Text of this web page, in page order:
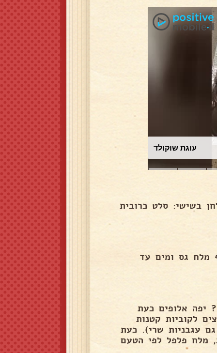
עוגת שוקולד
בשישי: סלט כרובית
מלח גס ומים עד
יפה אלופים כעת
קצוצים לקוביות קטנות
גם עגבניות שרי). כעת
לתבל: זלפו מלמעלה שמן זית 4 כפות, מלח פלפל לפי הטעם